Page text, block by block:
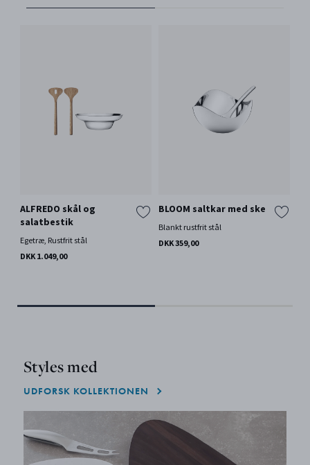
ALFREDO skål og
salatbestik
Egetræ, Rustfrit stål
DKK 1.049,00
BLOOM saltkar med ske
Blankt rustfrit stål
DKK 359,00
Styles med
UDFORSK KOLLEKTIONEN